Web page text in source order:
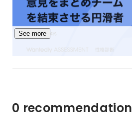
そのため「アカウントやアイテ
「ゲームプレイの代行」を募集
供しています。また、登録者数
おり、同領域の中でも後発なが
となっています。
どの動きがあり、今まさに「ゲ
いる」と言えます。
See more
0